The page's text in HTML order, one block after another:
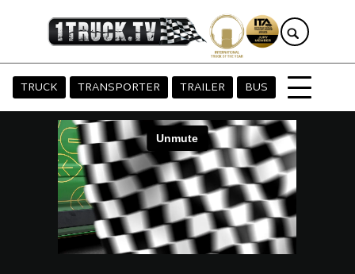
TRUCK TRANSPORTER TRAILER BUS